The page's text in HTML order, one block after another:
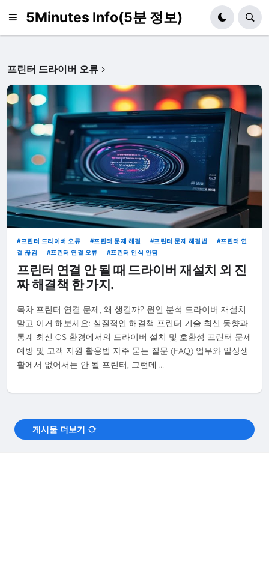
5Minutes Info(5분 정보)
프린터 드라이버 오류
프린터 드라이버 오류 프린터 문제 해결 프린터 문제 해결법
프린터 연
결 끊김
프린터 연결 오류 프린터 인식 안됨
프린터 연결 안 될 때 드라이버 재설치 외 진
짜 해결책 한 가지.
목차 프린터 연결 문제, 왜 생길까? 원인 분석 드라이버 재설치
말고 이거 해보세요: 실질적인 해결책 프린터 기술 최신 동향과
통계 최신 OS 환경에서의 드라이버 설치 및 호환성 프린터 문제
예방 및 고객 지원 활용법 자주 묻는 질문 (FAQ) 업무와 일상생
활에서 없어서는 안 될 프린터, 그런데 …
게시물 더보기